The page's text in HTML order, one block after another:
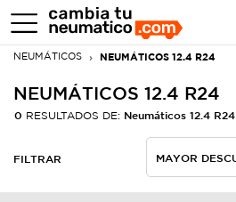
NEUMÁTICOS NEUMÁTICOS 12.4 R24
NEUMÁTICOS 12.4 R24
0 RESULTADOS DE: Neumáticos 12.4 R24
FILTRAR